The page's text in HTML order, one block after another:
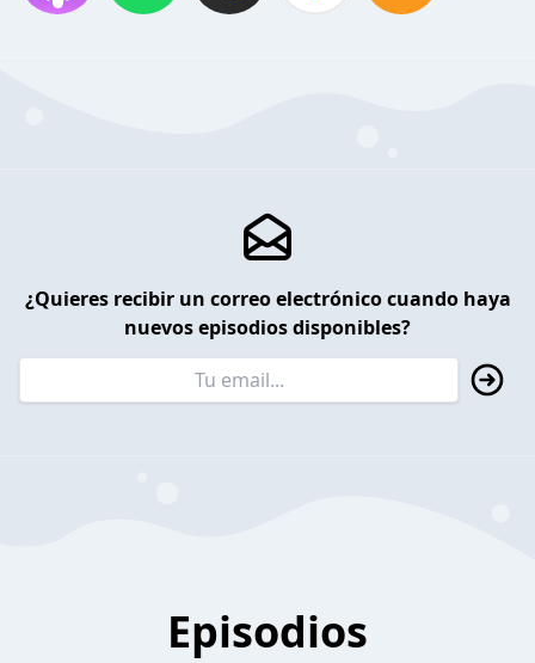
¿Quieres recibir un correo electrónico cuando haya
nuevos episodios disponibles?
Episodios